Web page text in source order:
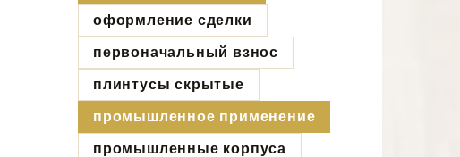
оформление сделки
первоначальный взнос
плинтусы скрытые
промышленное применение
промышленные корпуса